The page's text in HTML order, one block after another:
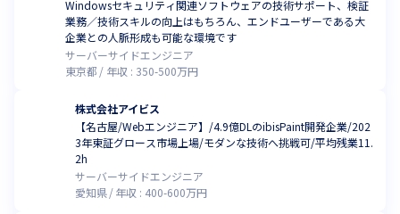
Windowsセキュリティ関連ソフトウェアの技術サポート、検証
業務／技術スキルの向上はもちろん、エンドユーザーである大
企業との人脈形成も可能な環境です
サーバーサイドエンジニア
東京都
年収 : 350-500万円
株式会社アイビス
【名古屋/Webエンジニア】/4.9億DLのibisPaint開発企業/202
3年東証グロース市場上場/モダンな技術へ挑戦可/平均残業11.
2h
サーバーサイドエンジニア
愛知県
年収 : 400-600万円